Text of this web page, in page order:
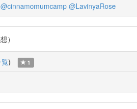
@cinnamomumcamp @LavinyaRose
）
) 1